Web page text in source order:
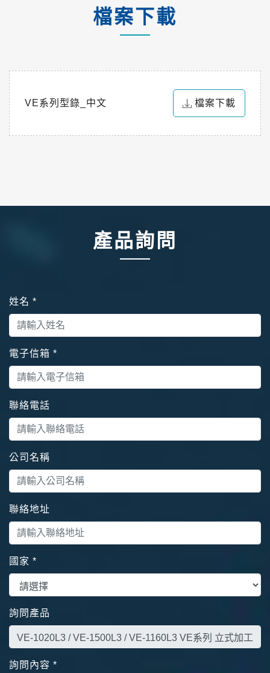
檔案下載
VE系列型錄_中文 檔案下載
產品詢問
姓名 *
電子信箱 *
聯絡電話
公司名稱
聯絡地址
國家 *
詢問產品
詢問內容 *